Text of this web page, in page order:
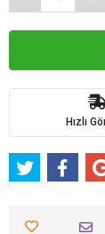
Hızlı